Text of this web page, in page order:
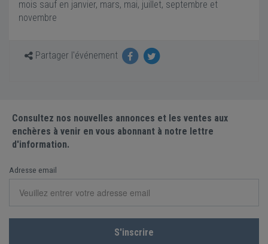
mois sauf en janvier, mars, mai, juillet, septembre et
novembre
Partager l'événement
Consultez nos nouvelles annonces et les ventes aux
enchères à venir en vous abonnant à notre lettre
d'information.
Adresse email